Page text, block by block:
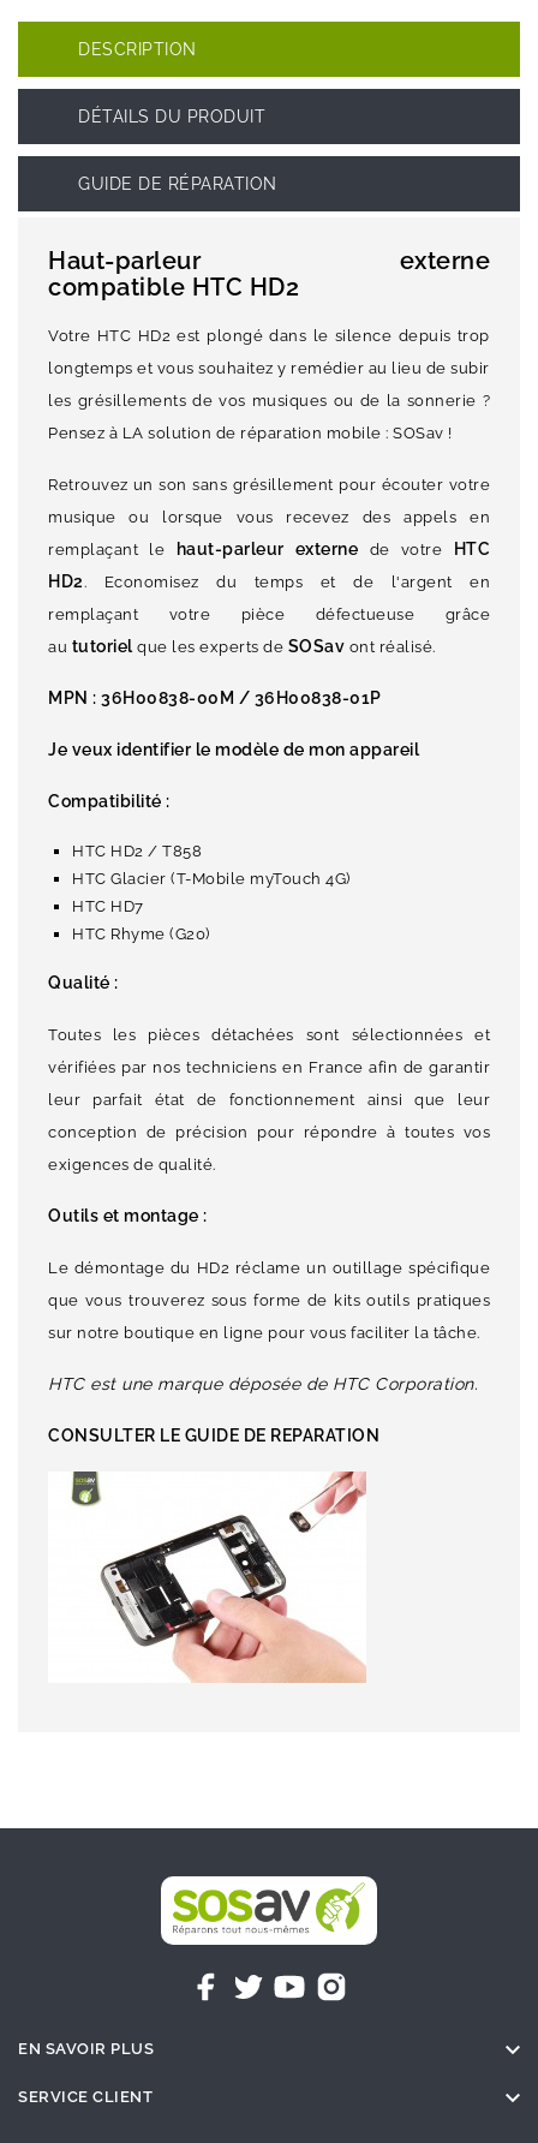
DESCRIPTION
DÉTAILS DU PRODUIT
GUIDE DE RÉPARATION
Haut-parleur externe
compatible HTC HD2
Votre HTC HD2 est plongé dans le silence depuis trop
longtemps et vous souhaitez y remédier au lieu de subir
les grésillements de vos musiques ou de la sonnerie ?
Pensez à LA solution de réparation mobile : SOSav !
Retrouvez un son sans grésillement pour écouter votre
musique ou lorsque vous recevez des appels en
remplaçant le
haut-parleur externe de votre
HTC
HD2. Economisez du temps et de l'argent en
remplaçant votre pièce défectueuse grâce
au tutoriel que les experts de SOSav ont réalisé.
MPN : 36H00838-00M / 36H00838-01P
Je veux identifier le modèle de mon appareil
Compatibilité :
HTC HD2 / T858
HTC Glacier (T-Mobile myTouch 4G)
HTC HD7
HTC Rhyme (G20)
Qualité :
Toutes les pièces détachées sont sélectionnées et
vérifiées par nos techniciens en France afin de garantir
leur parfait état de fonctionnement ainsi que leur
conception de précision pour répondre à toutes vos
exigences de qualité.
Outils et montage :
Le démontage du HD2 réclame un outillage spécifique
que vous trouverez sous forme de kits outils pratiques
sur notre boutique en ligne pour vous faciliter la tâche.
HTC est une marque déposée de HTC Corporation.
CONSULTER LE GUIDE DE REPARATION
EN SAVOIR PLUS 
SERVICE CLIENT 